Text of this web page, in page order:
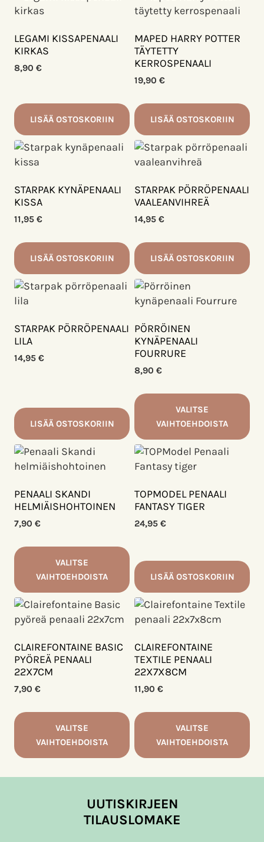
LEGAMI KISSAPENAALI
KIRKAS
8,90 €
LISÄÄ OSTOSKORIIN
MAPED HARRY POTTER
TÄYTETTY
KERROSPENAALI
19,90 €
LISÄÄ OSTOSKORIIN
STARPAK KYNÄPENAALI
KISSA
11,95 €
LISÄÄ OSTOSKORIIN
STARPAK PÖRRÖPENAALI
VAALEANVIHREÄ
14,95 €
LISÄÄ OSTOSKORIIN
STARPAK PÖRRÖPENAALI
LILA
14,95 €
LISÄÄ OSTOSKORIIN
PÖRRÖINEN
KYNÄPENAALI
FOURRURE
8,90 €
VALITSE
VAIHTOEHDOISTA
Tällä
tuotteella
useampi
muunnelma.
Voit
tuotteen
sivulla.
PENAALI SKANDI
HELMIÄISHOHTOINEN
7,90 €
VALITSE
VAIHTOEHDOISTA
Tällä
tuotteella
on
useampi
muunnelma.
Voit
tehdä
tuotteen
TOPMODEL PENAALI
FANTASY TIGER
24,95 €
LISÄÄ OSTOSKORIIN
CLAIREFONTAINE BASIC
PYÖREÄ PENAALI
22X7CM
7,90 €
VALITSE
VAIHTOEHDOISTA
tuotteella
CLAIREFONTAINE
TEXTILE PENAALI
22X7X8CM
11,90 €
VALITSE
VAIHTOEHDOISTA
tuotteella
useampi
muunnelma.
UUTISKIRJEEN
TILAUSLOMAKE